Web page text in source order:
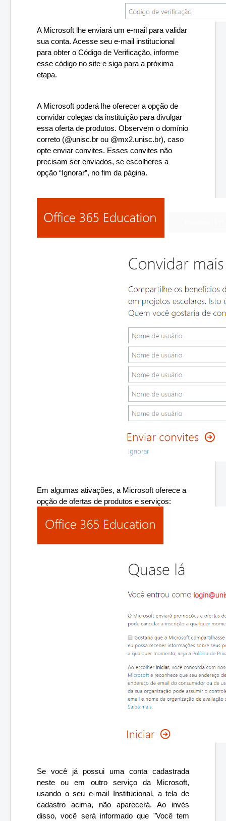
A Microsoft lhe enviará um e-mail para validar
sua conta. Acesse seu e-mail institucional
para obter o Código de Verificação, informe
esse código no site e siga para a próxima
etapa.
A Microsoft poderá lhe oferecer a opção de
convidar colegas da instituição para divulgar
essa oferta de produtos. Observem o domínio
correto (@unisc.br ou @mx2.unisc.br), caso
opte enviar convites. Esses convites não
precisam ser enviados, se escolheres a
opção “Ignorar”, no fim da página.
Em algumas ativações, a Microsoft oferece a
opção de ofertas de produtos e serviços:
Se você já possui uma conta cadastrada
neste ou em outro serviço da Microsoft,
usando o seu e-mail Institucional, a tela de
cadastro acima, não aparecerá. Ao invés
disso, você será informado que "Você tem